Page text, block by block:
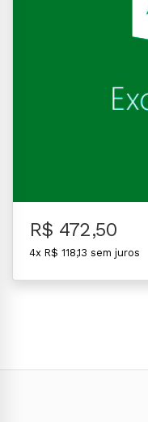
R$ 472,50
4x R$ 118,13 sem juros